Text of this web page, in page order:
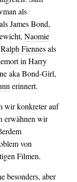
als
James Bond,
Naomie
Ralph Fiennesals
in Harry
aka Bond-Girl,
erinnert.
wir konkreter auf
erwähnen wir
von
Filmen.
besonders, aber